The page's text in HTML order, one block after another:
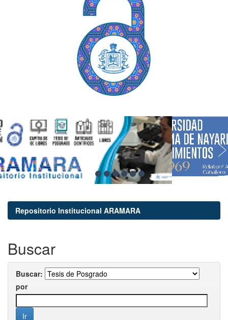
Repositorio Institucional ARAMARA
Buscar
Buscar:
por